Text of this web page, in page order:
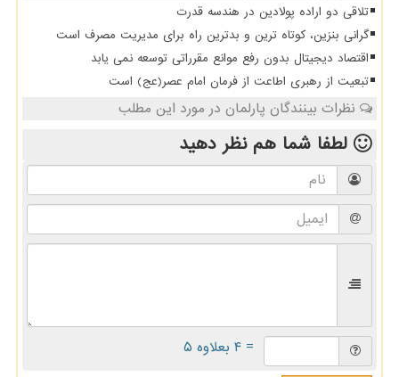
تلاقی دو اراده پولادین در هندسه قدرت
گرانی بنزین، کوتاه ترین و بدترین راه برای مدیریت مصرف است
اقتصاد دیجیتال بدون رفع موانع مقرراتی توسعه نمی یابد
تبعیت از رهبری اطاعت از فرمان امام عصر(عج) است
نظرات بینندگان پارلمان در مورد این مطلب
لطفا شما همنظر دهید
= ۴ بعلاوه ۵